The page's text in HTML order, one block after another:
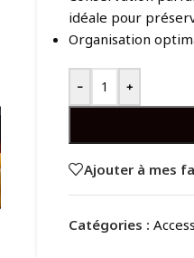
idéale pour
Organisation
- +
Ajouter à mes
Catégories :